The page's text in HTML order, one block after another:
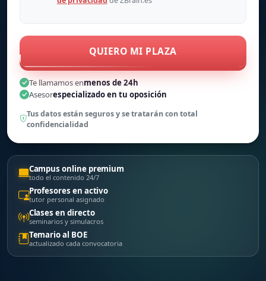
QUIERO MI PLAZA
Te llamamos enmenos de 24h
Asesorespecializado en tu oposición
Tus datos están seguros y se tratarán con total
confidencialidad
Campus online premium
todo el contenido 24/7
Profesores en activo
tutor personal asignado
Clases en directo
seminarios y simulacros
Temario al BOE
actualizado cada convocatoria